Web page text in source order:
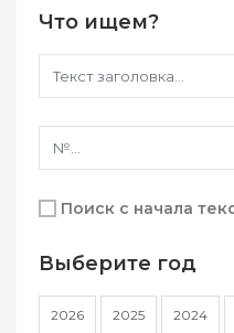
Что ищем?
Поиск с начала
Выберите год
2026 2025 2024